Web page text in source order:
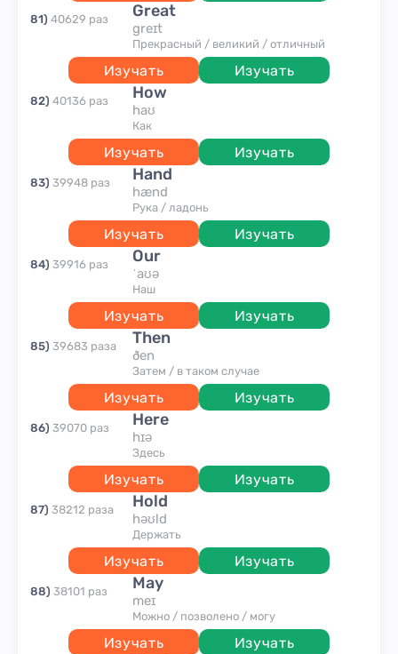
81) 40629 раз great
greɪt
прекрасный / великий / отличный
Изучать Изучать
82) 40136 раз how
haʊ
как
Изучать Изучать
83) 39948 раз hand
hænd
рука / ладонь
Изучать Изучать
84) 39916 раз our
ˈaʊə
наш
Изучать Изучать
85) 39683 раза then
ðen
затем / в таком случае
Изучать Изучать
86) 39070 раз here
hɪə
здесь
Изучать Изучать
87) 38212 раза hold
həʊld
держать
Изучать Изучать
88) 38101 раз may
meɪ
можно / позволено / могу
Изучать Изучать